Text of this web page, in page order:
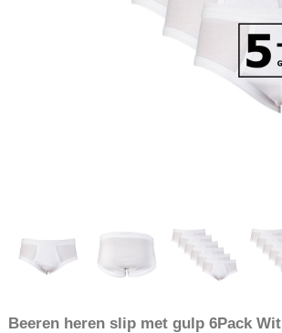
Beeren heren slip met gulp 6Pack Wit